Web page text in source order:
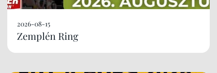
2026-08-15
Zemplén Ring